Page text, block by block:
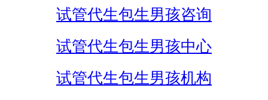
试管代生包生男孩咨询
试管代生包生男孩中心
试管代生包生男孩机构